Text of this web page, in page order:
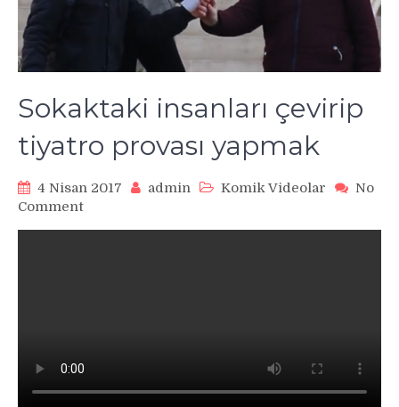
Sokaktaki insanları çevirip
tiyatro provası yapmak
4 Nisan 2017 admin Komik Videolar
No
Commenton